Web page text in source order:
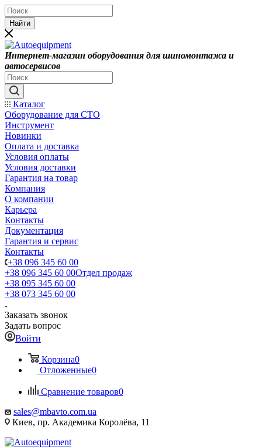
Найти
Интернет-магазин оборудования для шиномонтажа и
автосервисов
Каталог
Оборудование для СТО
Инструмент
Новинки
Оплата и доставка
Условия оплаты
Условия доставки
Гарантия на товар
Компания
О компании
Карьера
Контакты
Документация
Гарантия и сервис
Контакты
+38 096 345 60 00
+38 096 345 60 00Отдел продаж
+38 095 345 60 00
+38 073 345 60 00
Заказать звонок
Задать вопрос
Войти
Корзина0
Отложенные0
Сравнение товаров0
sales@mbavto.com.ua
Киев, пр. Академика Королёва, 11